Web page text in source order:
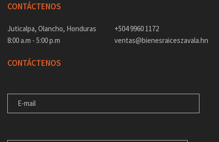
CONTÁCTENOS
Juticalpa, Olancho, Honduras
8:00 a.m - 5:00 p.m
+504 9960 1172
ventas@bienesraiceszavala.hn
CONTÁCTENOS